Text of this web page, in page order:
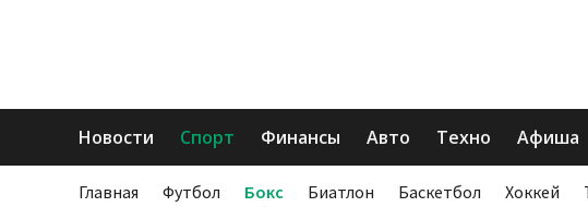
Новости Спорт Финансы Авто Техно Афиша
Главная Футбол Бокс Биатлон Баскетбол Хоккей